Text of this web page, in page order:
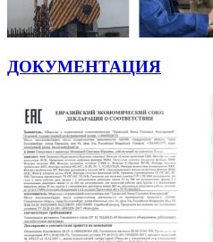
ДОКУМЕНТАЦИЯ